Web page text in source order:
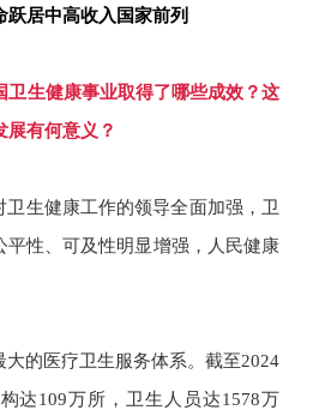
跃居中高收入国家前列
卫生健康事业取得了哪些成效？这
展有何意义？
卫生健康工作的领导全面加强，卫
平性、可及性明显增强，人民健康
的医疗卫生服务体系。截至2024
达109万所，卫生人员达1578万